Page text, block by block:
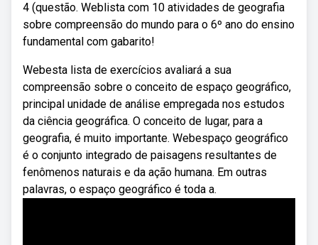
4 (questão. Weblista com 10 atividades de geografia
sobre compreensão do mundo para o 6º ano do ensino
fundamental com gabarito!
Webesta lista de exercícios avaliará a sua
compreensão sobre o conceito de espaço geográfico,
principal unidade de análise empregada nos estudos
da ciência geográfica. O conceito de lugar, para a
geografia, é muito importante. Webespaço geográfico
é o conjunto integrado de paisagens resultantes de
fenômenos naturais e da ação humana. Em outras
palavras, o espaço geográfico é toda a.